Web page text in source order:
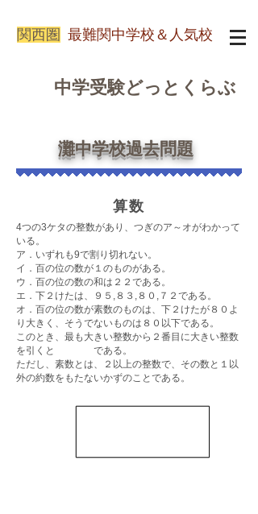
関西圏 最難関中学校＆人気校
中学受験どっとくらぶ
灘中学校過去問題
算数
4つの3ケタの整数があり、つぎのア～オがわかって
いる。
ア．いずれも9で割り切れない。
イ．百の位の数が１のものがある。
ウ．百の位の数の和は２２である。
エ．下２けたは、９５,８３,８０,７２である。
オ．百の位の数が素数のものは、下２けたが８０よ
り大きく、そうでないものは８０以下である。
このとき、最も大きい整数から２番目に大きい整数
を引くと である。
ただし、素数とは、２以上の整数で、その数と１以
外の約数をもたないかずのことである。